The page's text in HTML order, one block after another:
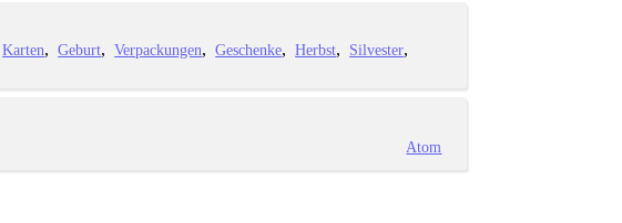
Karten Geburt Verpackungen Geschenke Herbst
Silvester
Atom